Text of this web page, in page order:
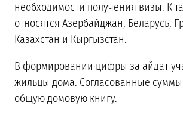
необходимости получения визы. К
относятся Азербайджан, Беларусь,
Казахстан и Кыргызстан.
В формировании цифры за айдат
жильцы дома. Согласованные суммы
общую домовую книгу.